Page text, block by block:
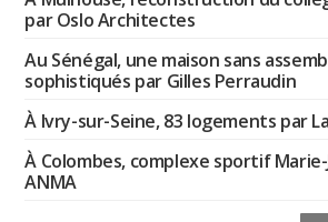
par Oslo Architectes
Au Sénégal, une maison sans
sophistiqués par Gilles Perraudin
À Ivry-sur-Seine, 83 logements par
À Colombes, complexe sportif
ANMA